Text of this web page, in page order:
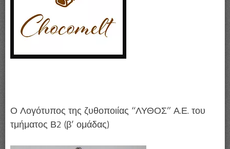
Ο Λογότυπος της ζυθοποιίας “ΛΥΘΟΣ” Α.Ε. του
τμήματος Β2 (β’ ομάδας)